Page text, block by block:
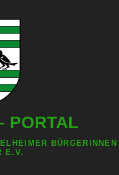
PORTAL
BÜRGERINNEN
E.V.